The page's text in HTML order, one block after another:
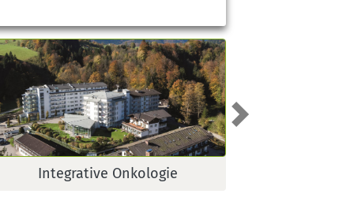
Integrative Onkologie
weiter